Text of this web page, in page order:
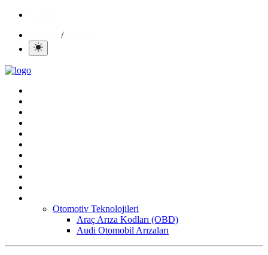
/
Otomotiv Teknolojileri
Araç Arıza Kodları (OBD)
Audi Otomobil Arızaları